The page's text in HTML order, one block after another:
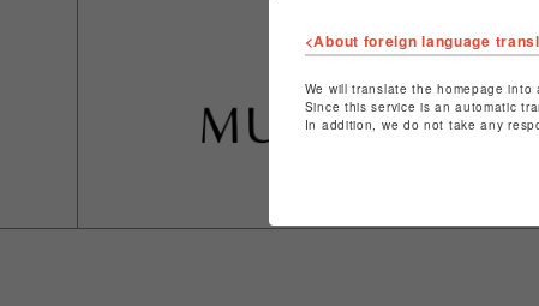
<About foreign language
We will translate the homepage
Since this service is an automatic
In addition, we do not take any